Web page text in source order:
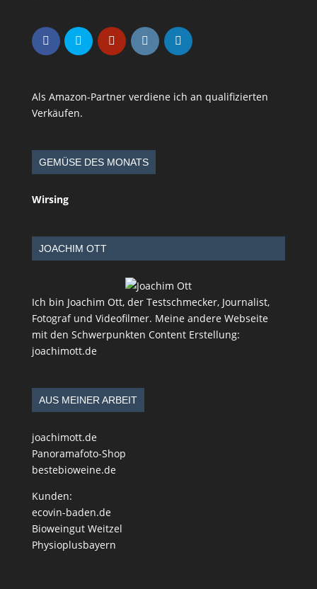
Als Amazon-Partner verdiene ich an qualifizierten
Verkäufen.
GEMÜSE DES MONATS
Wirsing
JOACHIM OTT
Ich bin Joachim Ott, der Testschmecker, Journalist,
Fotograf und Videofilmer. Meine andere Webseite
mit den Schwerpunkten Content Erstellung:
joachimott.de
AUS MEINER ARBEIT
joachimott.de
Panoramafoto-Shop
bestebioweine.de
Kunden:
ecovin-baden.de
Bioweingut Weitzel
Physioplusbayern